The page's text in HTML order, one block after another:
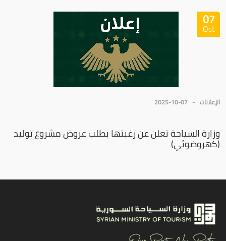
07
Oct
الإعلانات 2025-10-07
وزارة السياحة تعلن عن رغبتها بطلب عروض مشروع توليد
(كهروضوئي)